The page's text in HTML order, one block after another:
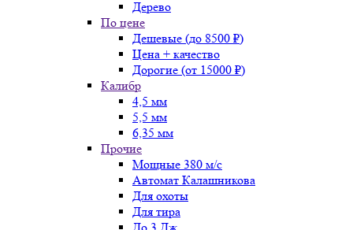
Дерево
По цене
Дешевые (до 8500 ₽)
Цена + качество
Дорогие (от 15000 ₽)
Калибр
4,5 мм
5,5 мм
6,35 мм
Прочие
Мощные 380 м/с
Автомат Калашникова
Для охоты
Для тира